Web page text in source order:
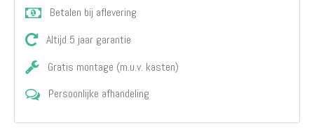
Betalen bij aflevering
Altijd 5 jaar garantie
Gratis montage (m.u.v. kasten)
Persoonlijke afhandeling